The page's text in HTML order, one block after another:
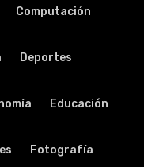
Computación
Deportes
Educación
Fotografía